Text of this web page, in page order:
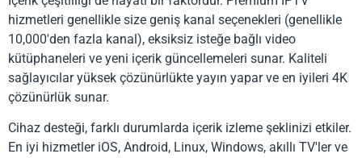
hizmetleri genellikle size geniş kanal seçenekleri (genellikle
10,000'den fazla kanal), eksiksiz isteğe bağlı video
kütüphaneleri ve yeni içerik güncellemeleri sunar. Kaliteli
sağlayıcılar yüksek çözünürlükte yayın yapar ve en iyileri 4K
çözünürlük sunar.
Cihaz desteği, farklı durumlarda içerik izleme şeklinizi etkiler.
En iyi hizmetler iOS, Android, Linux, Windows, akıllı TV'ler ve